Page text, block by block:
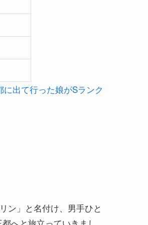
出て行った娘がSランク
ン」と名付け、男手ひと